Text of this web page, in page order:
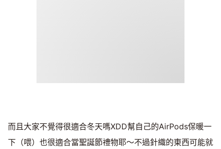
而且大家不覺得很適合冬天嗎XDD幫自己的AirPods保暖一
下（喂）也很適合當聖誕節禮物耶～不過針織的東西可能就